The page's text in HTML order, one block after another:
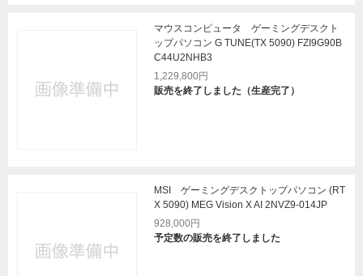
マウスコンピュータ ゲーミングデスクト
ップパソコン G TUNE(TX 5090) FZI9G90B
C44U2NHB3
1,229,800円
販売を終了しました（生産完了）
MSI ゲーミングデスクトップパソコン (RT
X 5090) MEG Vision X AI 2NVZ9-014JP
928,000円
予定数の販売を終了しました